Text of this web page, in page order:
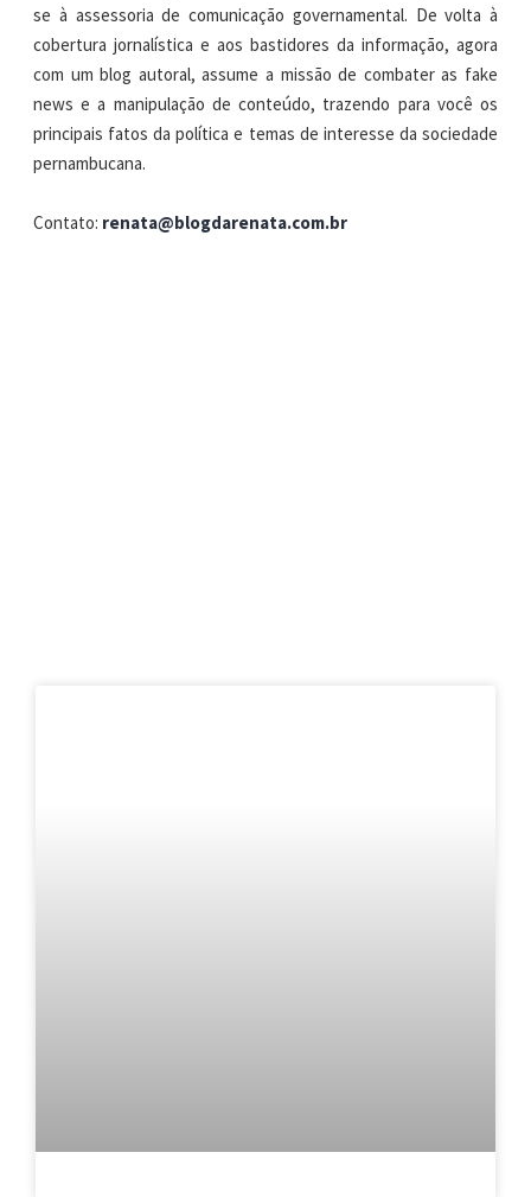
se à assessoria de comunicação governamental. De volta à
cobertura jornalística e aos bastidores da informação, agora
com um blog autoral, assume a missão de combater as fake
news e a manipulação de conteúdo, trazendo para você os
principais fatos da política e temas de interesse da sociedade
pernambucana.
Contato: renata@blogdarenata.com.br